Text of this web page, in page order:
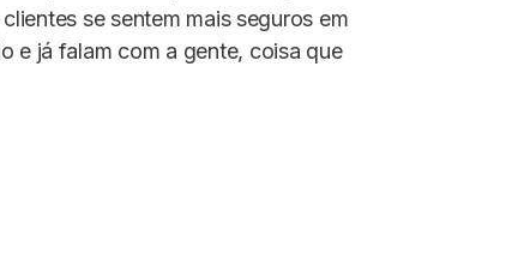
se sentem mais seguros em
e já falam com a gente, coisa que